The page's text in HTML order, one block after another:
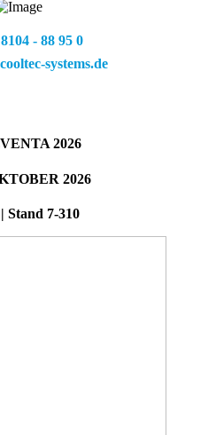
04 - 88 95 0
systems.de
2026
2026
Stand 7-310